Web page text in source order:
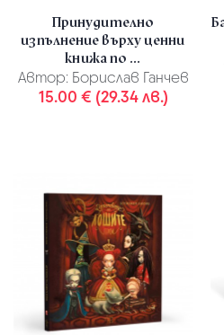
Принудително
изпълнение върху ценни
книжа по ...
Автор: Борислав Ганчев
15.00 € (29.34 лв.)